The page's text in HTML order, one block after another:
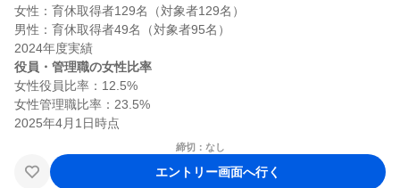
女性：育休取得者129名（対象者129名）
男性：育休取得者49名（対象者95名）
役員・管理職の女性比率
女性役員比率：12.5%
女性管理職比率：23.5%
締切：なし
エントリー画面へ行く